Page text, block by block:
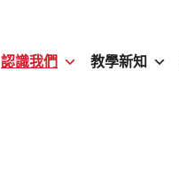
認識我們 教學新知